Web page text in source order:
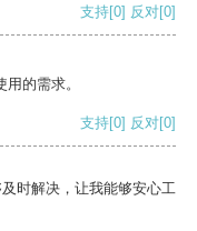
支持[0] 反对[0]
的需求。
支持[0] 反对[0]
时解决，让我能够安心工